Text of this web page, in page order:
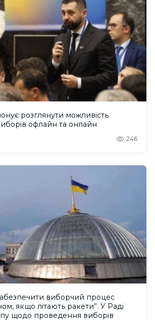
розглянути можливість
офлайн та онлайн
246
виборчий процес
якщо літають ракети”. У Раді
щодо проведення виборів